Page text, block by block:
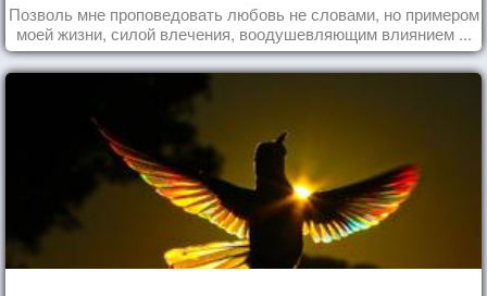
Позволь мне проповедовать любовь не словами, но примером
моей жизни, силой влечения, воодушевляющим влиянием ...